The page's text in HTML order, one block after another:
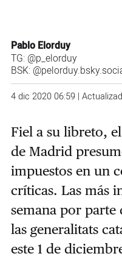
Pablo Elorduy
TG: @p_elorduy
BSK:
4 dic 2020 06:59 |
Fiel a su libreto,
de Madrid
impuestos en un
críticas. Las más
semana por parte
las generalitats
este 1 de